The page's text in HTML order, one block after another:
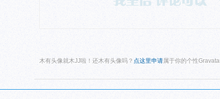
木有头像就木JJ啦！还木有头像吗？ 点这里申请属于你的个性